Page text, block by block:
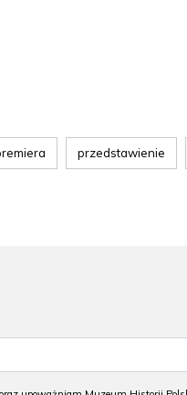
przedstawienie